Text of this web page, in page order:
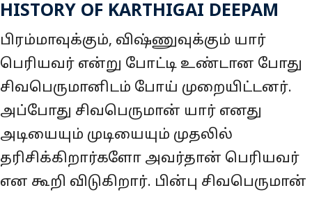
HISTORY OF KARTHIGAI DEEPAM
பிரம்மாவுக்கும், விஷ்ணுவுக்கும் யார்
பெரியவர் என்று போட்டி உண்டான போது
சிவபெருமானிடம் போய் முறையிட்டனர்.
அப்போது சிவபெருமான் யார் எனது
அடியையும் முடியையும் முதலில்
தரிசிக்கிறார்களோ அவர்தான் பெரியவர்
என கூறி விடுகிறார். பின்பு சிவபெருமான்